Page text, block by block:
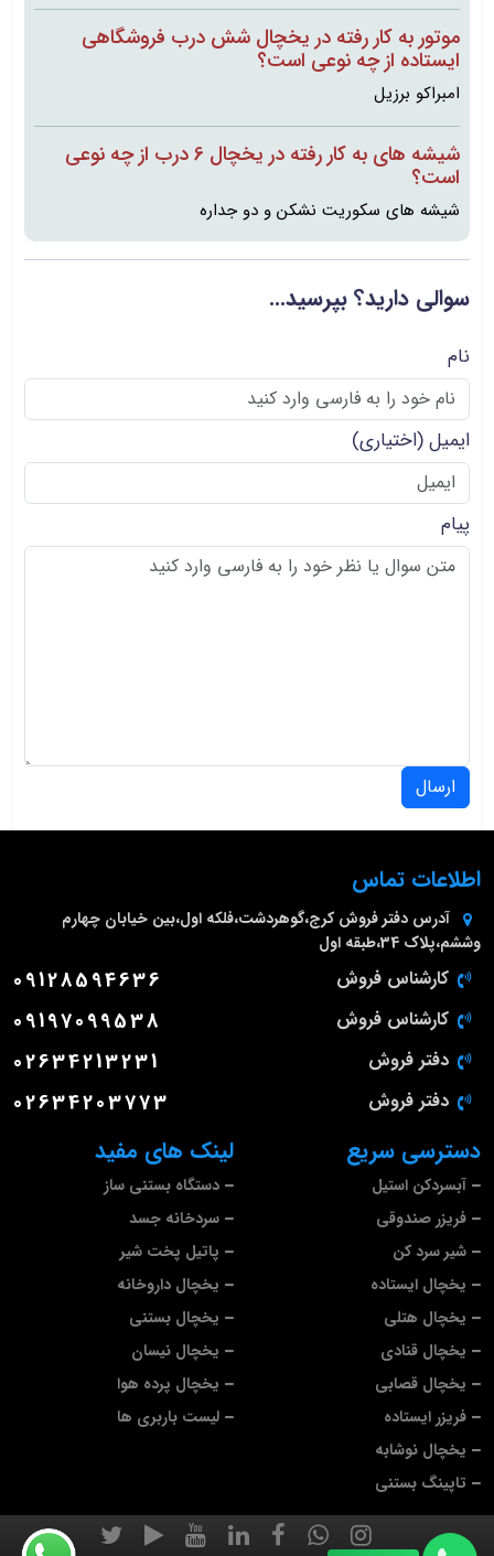
موتور به کار رفته در یخچال شش درب فروشگاهی
ایستاده از چه نوعی است؟
امبراکو برزیل
شیشه های به کار رفته در یخچال 6 درب از چه نوعی
است؟
شیشه های سکوریت نشکن و دو جداره
سوالی دارید؟ بپرسید...
نام
ایمیل(اختیاری)
پیام
ارسال
لینک های مفید
دستگاه بستنی ساز
سردخانه جسد
پاتیل پخت شیر
یخچال داروخانه
یخچال بستنی
یخچال نیسان
یخچال پرده هوا
لیست باربری ها
دسترسی سریع
آبسردکن استیل
فریزر صندوقی
شیر سرد کن
یخچال ایستاده
یخچال هتلی
یخچال قنادی
یخچال قصابی
فریزر ایستاده
یخچال نوشابه
تاپینگ بستنی
اطلاعات تماس
آدرس دفتر فروش کرج،گوهردشت،فلکه اول،بین خیابان چهارم
وششم،پلاک 34،طبقه اول
کارشناس فروش 09128594636
کارشناس فروش 09197099538
دفتر فروش 02634213231
دفتر فروش 02634203773